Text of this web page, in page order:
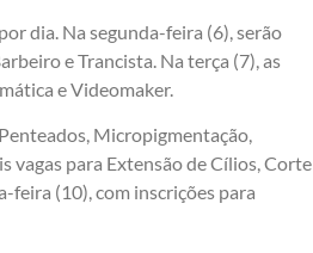
dia. Na segunda-feira (6), serão
e Trancista. Na terça (7), as
e Videomaker.
Micropigmentação,
vagas para Extensão de Cílios, Corte
feira (10), com inscrições para